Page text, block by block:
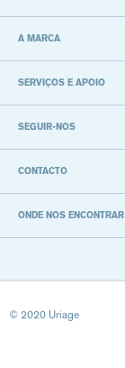
A MARCA
SERVIÇOS E APOIO
SEGUIR-NOS
CONTACTO
ONDE NOS ENCONTRAR
© 2020 Uriage